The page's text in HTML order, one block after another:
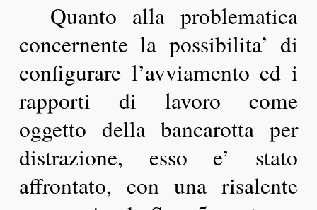
Quanto alla problematica
concernente la possibilita’ di
configurare l’avviamento ed i
rapporti di lavoro come
oggetto della bancarotta per
distrazione, esso e’ stato
affrontato, con una risalente